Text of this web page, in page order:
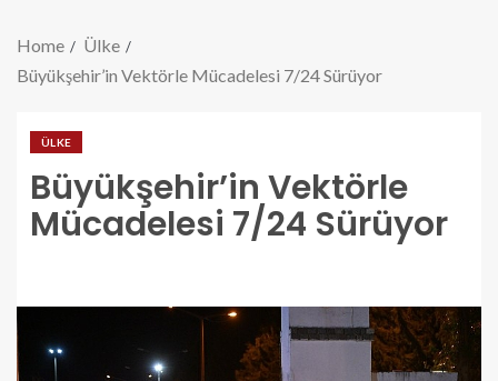
Home
Ülke
Büyükşehir’in Vektörle Mücadelesi 7/24 Sürüyor
ÜLKE
Büyükşehir’in Vektörle
Mücadelesi 7/24 Sürüyor